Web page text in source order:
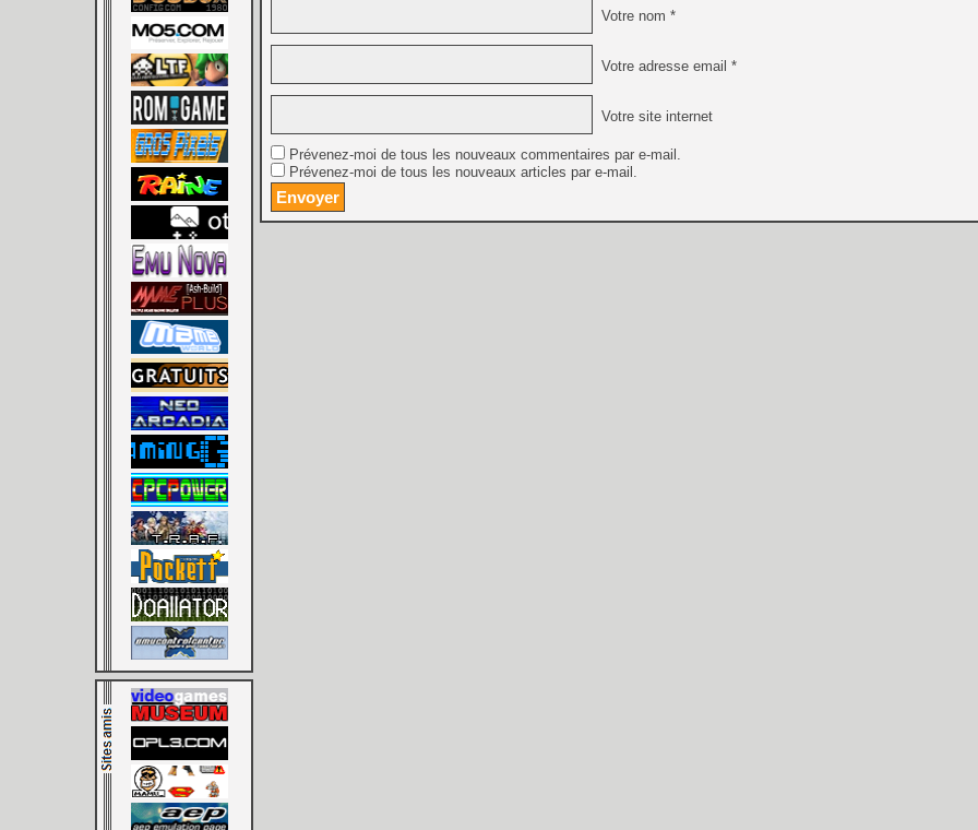
[GK] Crimson Moon : un
[GK] Isle of Reveries : le
[GK] Moonlighter 2 : The
[GK] Capcom relance
[Mo5] Deux inédits du
[GK] Le beat'em up The
Votre nom *
Votre adresse email *
Votre site internet
Prévenez-moi de tous les nouveaux commentaires par e-mail.
Prévenez-moi de tous les nouveaux articles par e-mail.